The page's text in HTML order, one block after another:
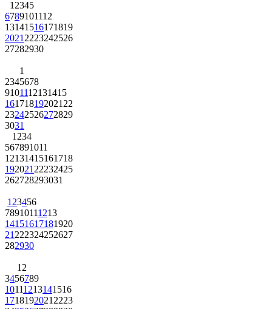
1 2345
6789101112
13141516171819
2021 2223242526
27282930
1
2345678
9101112131415
161718192021 22
23242526272829
3031
1 234
567891011
12131415161718
192021 22232425
262728293031
1 23456
78910111213
14151617181920
21 222324252627
282930
1 2
3456789
10111213141516
1718192021 2223